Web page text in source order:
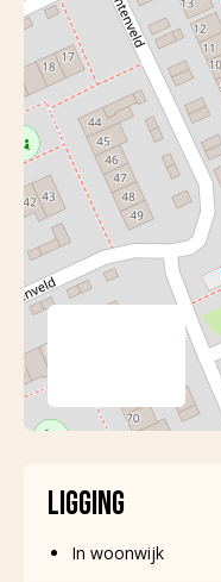
Aantal
slaapkamers
Aantal woonlagen
ENERGIE
Energielabel
Verwarming
Warmwater
LIGGING
In woonwijk